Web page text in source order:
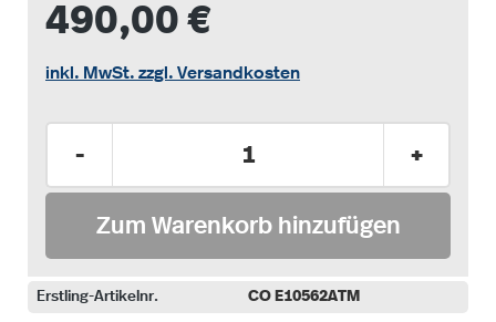
490,00 €
inkl. MwSt. zzgl. Versandkosten
- +
Zum Warenkorb hinzufügen
Erstling-Artikelnr. CO E10562ATM